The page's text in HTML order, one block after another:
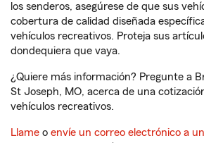
los senderos, asegúrese de que sus
cobertura de calidad diseñada
vehículos recreativos. Proteja sus
dondequiera que vaya.
¿Quiere más información? Pregunte a
St Joseph, MO, acerca de una
vehículos recreativos.
Llame o envíe un correo electrónico a